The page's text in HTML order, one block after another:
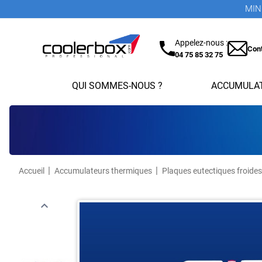
Appelez-nous :
04 75 85 32 75
QUI SOMMES-NOUS ?
Accueil Accumulateurs thermiques Plaques eutectiques froides
